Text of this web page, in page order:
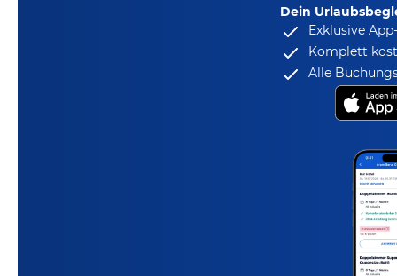
Dein
Exklusive
Komplett
Alle